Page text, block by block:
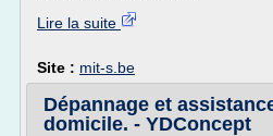
Lire la suite
Site : mit-s.be
Dépannage et
domicile. - YDConcept